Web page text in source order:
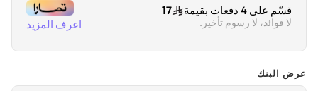
قسّم على 4 دفعات بقيمة 17
لا فوائد، لا رسوم تأخير. اعرف المزيد
عرض البنك